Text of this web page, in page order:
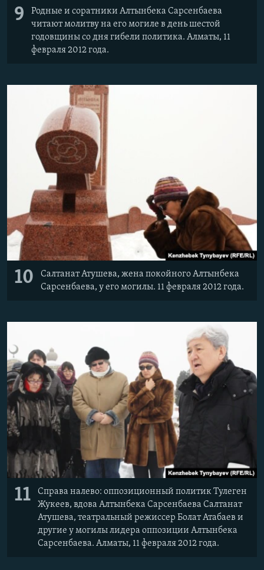
9
Родные и соратники Алтынбека Сарсенбаева
читают молитву на его могиле в день шестой
годовщины со дня гибели политика. Алматы, 11
февраля 2012 года.
10
Салтанат Атушева, жена покойного Алтынбека
Сарсенбаева, у его могилы. 11 февраля 2012 года.
11
Справа налево: оппозиционный политик Тулеген
Жукеев, вдова Алтынбека Сарсенбаева Салтанат
Атушева, театральный режиссер Болат Атабаев и
другие у могилы лидера оппозиции Алтынбека
Сарсенбаева. Алматы, 11 февраля 2012 года.